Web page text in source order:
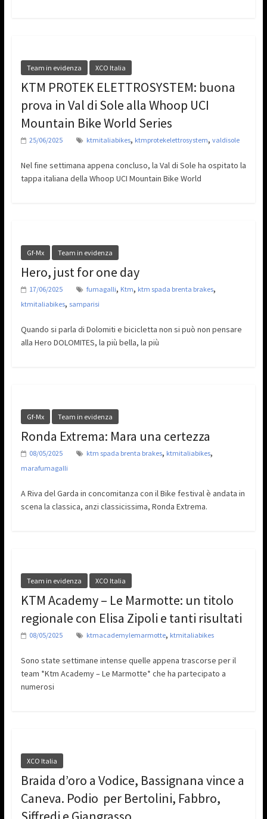
Team in evidenza XCO Italia
KTM PROTEK ELETTROSYSTEM: buona
prova in Val di Sole alla Whoop UCI
Mountain Bike World Series
25/06/2025 ktmitaliabikes, ktmprotekelettrosystem, valdisole
Nel fine settimana appena concluso, la Val di Sole ha ospitato la
tappa italiana della Whoop UCI Mountain Bike World
Gf-Mx Team in evidenza
Hero, just for one day
17/06/2025 fumagalli, Ktm, ktm spada brenta brakes,
ktmitaliabikes, samparisi
Quando si parla di Dolomiti e bicicletta non si può non pensare
alla Hero DOLOMITES, la più bella, la più
Gf-Mx Team in evidenza
Ronda Extrema: Mara una certezza
08/05/2025 ktm spada brenta brakes, ktmitaliabikes,
marafumagalli
A Riva del Garda in concomitanza con il Bike festival è andata in
scena la classica, anzi classicissima, Ronda Extrema.
Team in evidenza XCO Italia
KTM Academy – Le Marmotte: un titolo
regionale con Elisa Zipoli e tanti risultati
08/05/2025 ktmacademylemarmotte, ktmitaliabikes
Sono state settimane intense quelle appena trascorse per il
team *Ktm Academy – Le Marmotte* che ha partecipato a
numerosi
XCO Italia
Braida d’oro a Vodice, Bassignana vince a
Caneva. Podio per Bertolini, Fabbro,